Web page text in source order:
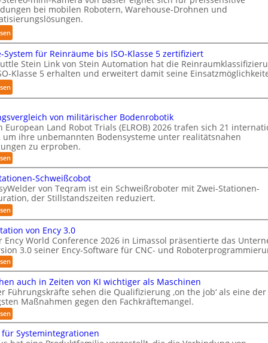
s
i
e
r
u
n
g
t
e
f
f
2
0
2
6
H
a
n
l
i
n
g
S
y
s
t
e
bei mobilen Robotern, Warehouse-Drohnen und
:
K
o
m
p
a
k
e
s
3
D
-
S
t
e
r
e
o
-
K
a
m
e
r
a
y
System für Reinräume bis ISO-Klasse 5 zertifiziert
Stein Link von Stein Automation hat die
Klasse 5 erhalten und erweitert damit seine
:
S
u
t
t
l
e
-
S
y
s
t
e
m
f
ü
r
R
e
i
n
r
von militärischer Bodenrobotik
European Land Robot Trials (ELROB) 2026 trafen sich 21
um ihre unbemannten Bodensysteme unter realitätsnahen
zu erproben.
:
L
e
i
s
t
u
n
s
v
e
r
g
l
e
i
c
h
v
o
n
Schweißcobot
von Teqram ist ein Schweißroboter mit Zwei-Stationen-
der Stillstandszeiten reduziert.
:
Z
w
e
i
-
S
t
t
i
o
n
e
-
von Ency 3.0
Ency World Conference 2026 in Limassol präsentierte das
3.0 seiner Ency-Software für CNC- und
:
P
ä
s
e
n
t
t
auch in Zeiten von KI wichtiger als Maschinen
Führungskräfte sehen die Qualifizierung ‚on the job‘ als eine der
Maßnahmen gegen den Fachkräftemangel.
:
M
n
für Systemintegrationen